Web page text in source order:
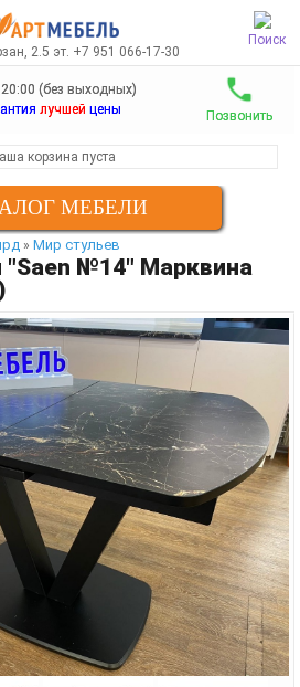
Поиск
2.5 эт. +7 951 066-17-30
20:00 (без выходных)
лучшей цены Позвонить
корзина пуста
МЕБЕЛИ
» Мир стульев
№14" Марквина